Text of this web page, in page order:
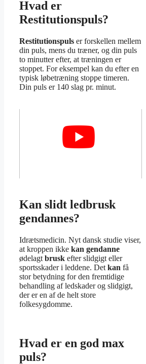
Hvad er
Restitutionspuls?
Restitutionspuls er forskellen mellem
din puls, mens du træner, og din puls
to minutter efter, at træningen er
stoppet. For eksempel kan du efter en
typisk løbetræning stoppe timeren.
Din puls er 140 slag pr. minut.
Kan slidt ledbrusk
gendannes?
Idrætsmedicin. Nyt dansk studie viser,
at kroppen ikke kan gendanne
ødelagt brusk efter slidgigt eller
sportsskader i leddene. Det kan få
stor betydning for den fremtidige
behandling af ledskader og slidgigt,
der er en af de helt store
folkesygdomme.
Hvad er en god max
puls?